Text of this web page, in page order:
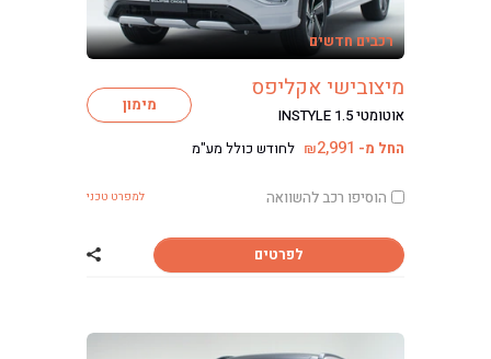
רכבים חדשים
מיצובישי אקליפס
אוטומטי INSTYLE 1.5 מימון
החל מ- ₪2,991 לחודש כולל מע"מ
הוסיפו רכב להשוואה למפרט טכני
לפרטים שתף רכב